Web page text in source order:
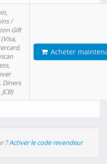
/
Gift
Diners
Acheter
?Activer le code revendeur